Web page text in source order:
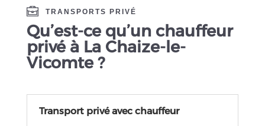
TRANSPORTS PRIVÉ
Qu’est-ce qu’un chauffeur
privé à La Chaize-le-
Vicomte ?
Transport privé avec chauffeur